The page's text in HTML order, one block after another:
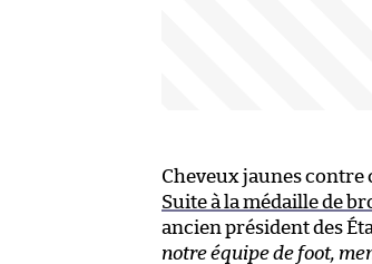
Cheveux jaunes contre
Suite à la médaille de
ancien président des
notre équipe de foot,